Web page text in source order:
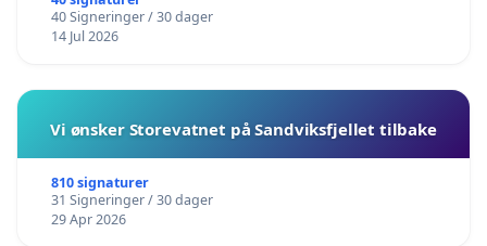
40 Signeringer / 30 dager
14 Jul 2026
Vi ønsker Storevatnet på Sandviksfjellet tilbake
810 signaturer
31 Signeringer / 30 dager
29 Apr 2026